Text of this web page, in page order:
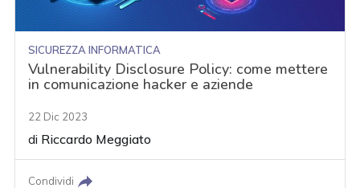
SICUREZZA INFORMATICA
Vulnerability Disclosure Policy: come mettere
in comunicazione hacker e aziende
22 Dic 2023
di Riccardo Meggiato
Condividi